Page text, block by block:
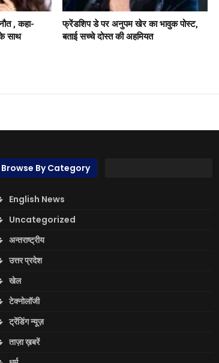
, कहा-
साथ
फ्रेंडशिप डे पर अनुपम खेर का भावुक पोस्ट,
बताई सच्चे दोस्त की अहमियत
Browse By Category
English News
Uncategorized
अन्तराष्ट्रीय
उत्तर प्रदेश
खेल
टेक्नोलॉजी
ट्रेंडिंग न्यूज़
ताज़ा ख़बरें